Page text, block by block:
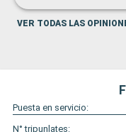
VER TODAS LAS
Puesta en servicio:
N° tripunlates: